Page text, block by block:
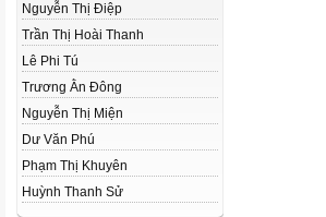
Nguyễn Thị Điệp
Trần Thị Hoài Thanh
Lê Phi Tú
Trương Ằn Đông
Nguyễn Thị Miện
Dư Văn Phú
Phạm Thị Khuyên
Huỳnh Thanh Sử